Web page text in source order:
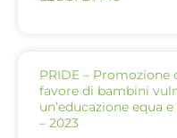
PRIDE – Promozione
favore di bambini
un’educazione equa
– 2023